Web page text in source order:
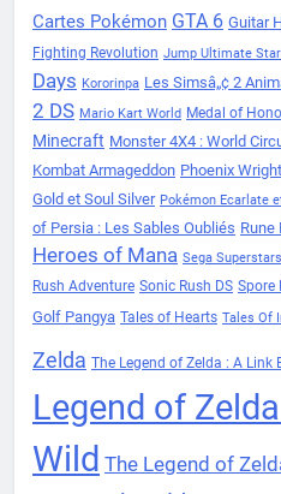
Cartes Pokémon GTA 6 Guitar
Fighting Revolution Jump Ultimate
Days Kororinpa Les Simsâ„¢ 2
2 DS Mario Kart World Medal of
Minecraft Monster 4X4 : World
Kombat Armageddon Phoenix
Gold et Soul Silver Pokémon Ecarlate
of Persia : Les Sables Oubliés Rune
Heroes of Mana Sega
Rush Adventure Sonic Rush DS Spore
Golf Pangya Tales of Hearts Tales Of
Zelda The Legend of Zelda : A Link
Legend of
Wild The Legend of